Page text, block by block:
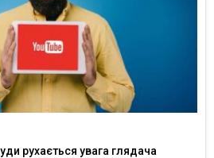
рухається увага глядача